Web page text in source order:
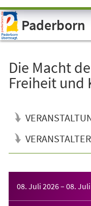
Visuelle
Assistenzsoftware
öffnen.Paderborn
Die Macht
Freiheit und
VERANSTALTER
08. Juli 2026– 08.